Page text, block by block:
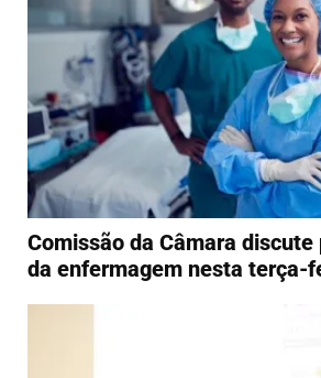
Comissão da Câmara
da enfermagem nesta terça-